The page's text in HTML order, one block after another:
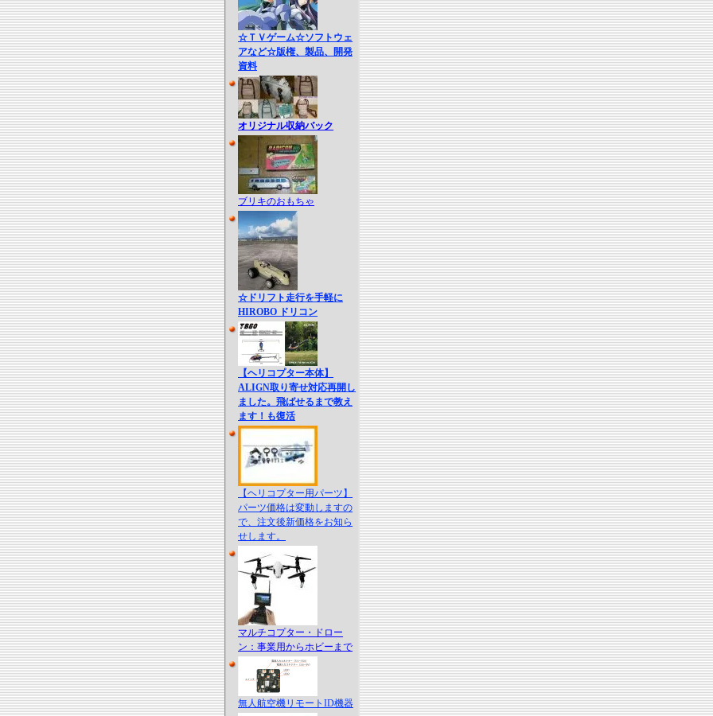
☆ＴＶゲーム☆ソフトウェ
アなど☆版権、製品、開発
資料
オリジナル収納バック
ブリキのおもちゃ
☆ドリフト走行を手軽に
HIROBO ドリコン
【ヘリコプター本体】
ALIGN取り寄せ対応再開し
ました。飛ばせるまで教え
ます！も復活
【ヘリコプター用パーツ】
パーツ価格は変動しますの
で、注文後新価格をお知ら
せします。
マルチコプター・ドロー
ン：事業用からホビーまで
無人航空機リモートID機器